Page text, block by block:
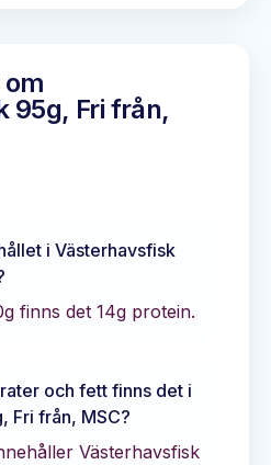
95g, Fri från,
i Västerhavsfisk
finns det 14g protein.
och fett finns det i
Fri från, MSC?
Västerhavsfisk